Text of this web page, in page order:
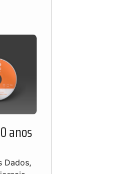
anos
Dados,